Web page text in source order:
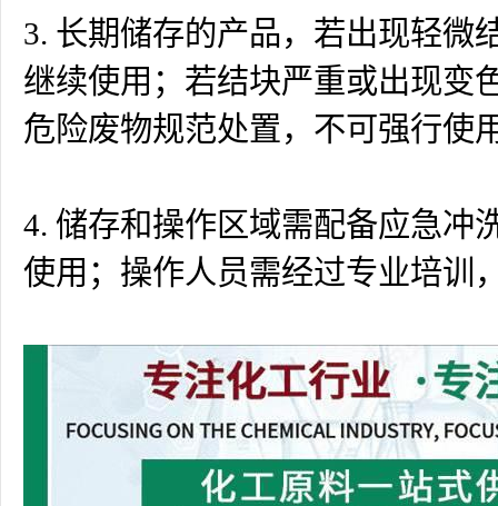
3. 长期储存的产品，若出现轻微
继续使用；若结块严重或出现变
危险废物规范处置，不可强行使
4. 储存和操作区域需配备应急冲
使用；操作人员需经过专业培训